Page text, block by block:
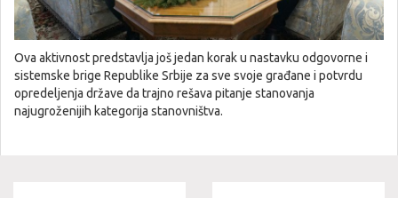
Ova aktivnost predstavlja još jedan korak u nastavku odgovorne i
sistemske brige Republike Srbije za sve svoje građane i potvrdu
opredeljenja države da trajno rešava pitanje stanovanja
najugroženijih kategorija stanovništva.